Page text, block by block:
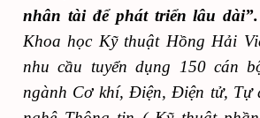
nhân tài để phát triển lâu dài”.
Khoa học Kỹ thuật Hồng Hải
nhu cầu tuyển dụng 150 cán
ngành Cơ khí, Điện, Điện tử, Tự